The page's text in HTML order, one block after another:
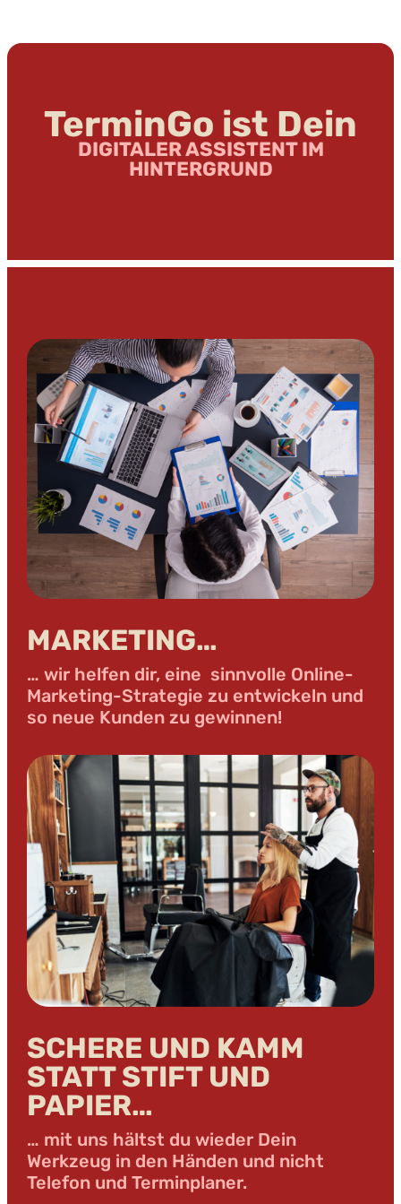
TerminGo ist Dein
DIGITALER ASSISTENT IM
HINTERGRUND
MARKETING…
… wir helfen dir, eine sinnvolle Online-
Marketing-Strategie zu entwickeln und
so neue Kunden zu gewinnen!
SCHERE UND KAMM
STATT STIFT UND
PAPIER…
… mit uns hältst du wieder Dein
Werkzeug in den Händen und nicht
Telefon und Terminplaner.